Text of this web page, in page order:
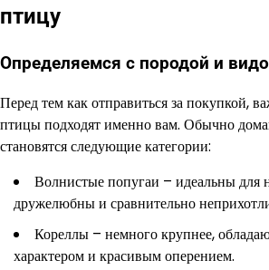
птицу
Определяемся с породой и
Перед тем как отправиться за покупкой,
птицы подходят именно вам. Обычно
становятся следующие категории:
Волнистые попугаи – идеальны для
дружелюбны и сравнительно
Кореллы – немного крупнее,
характером и красивым оперением.